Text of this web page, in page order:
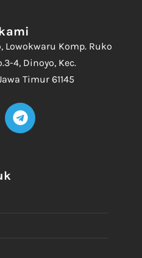
Lowokwaru Komp. Ruko
4, Dinoyo, Kec.
Timur 61145